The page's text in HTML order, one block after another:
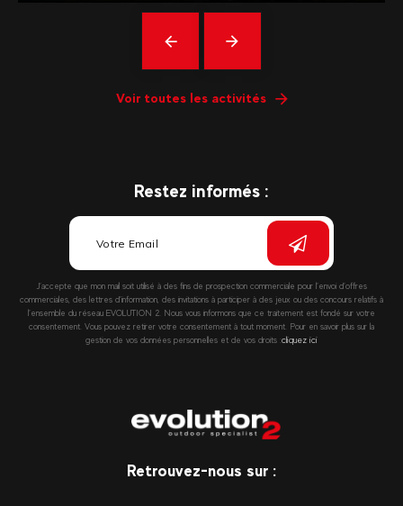
Précédent
En
savoir
Voir toutes les activités
Restez informés :
J’accepte que mon mail soit utilisé à des fins de prospection commerciale pour l’envoi d’offres
commerciales, des lettres d’information, des invitations à participer à des jeux ou des concours relatifs à
l’ensemble du réseau EVOLUTION 2. Nous vous informons que ce traitement est fondé sur votre
consentement. Vous pouvez retirer votre consentement à tout moment. Pour en savoir plus sur la
gestion de vos données personnelles et de vos droits :cliquez ici
Retrouvez-nous sur :